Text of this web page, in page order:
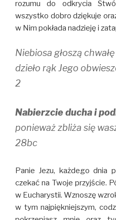
rozumu do odkrycia
wszystko dobro dziękuje
w Nim pokłada nadzieję i
Niebiosa głoszą
dzieło rąk Jego
2
Nabierzcie ducha i
ponieważ zbliża się
28bc
Panie Jezu, każdego dnia
czekać na Twoje przyjście.
w Eucharystii. Wznoszę
w tym najpiękniejszym,